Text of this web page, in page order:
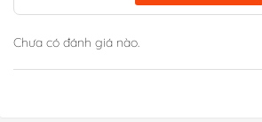
Chưa có đánh giá nào.